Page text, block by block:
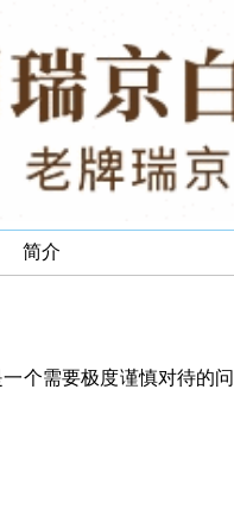
简介
需要极度谨慎对待的